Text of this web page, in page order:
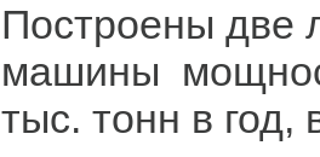
Построены две
машины
тыс. тонн в